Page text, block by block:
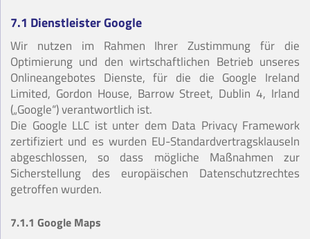
7.1 Dienstleister Google
Wir nutzen im Rahmen Ihrer Zustimmung für die
Optimierung und den wirtschaftlichen Betrieb unseres
Onlineangebotes Dienste, für die die Google Ireland
Limited, Gordon House, Barrow Street, Dublin 4, Irland
(„Google“) verantwortlich ist.
Die Google LLC ist unter dem Data Privacy Framework
zertifiziert und es wurden EU-Standardvertragsklauseln
abgeschlossen, so dass mögliche Maßnahmen zur
Sicherstellung des europäischen Datenschutzrechtes
getroffen wurden.
7.1.1 Google Maps